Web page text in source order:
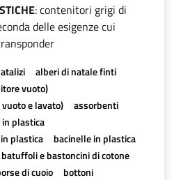
: contenitori grigi di
delle esigenze cui
alberi di natale finti
vuoto)
e lavato)
assorbenti
plastica
plastica
bacinelle in plastica
batuffoli e bastoncini di cotone
di cuoio
bottoni